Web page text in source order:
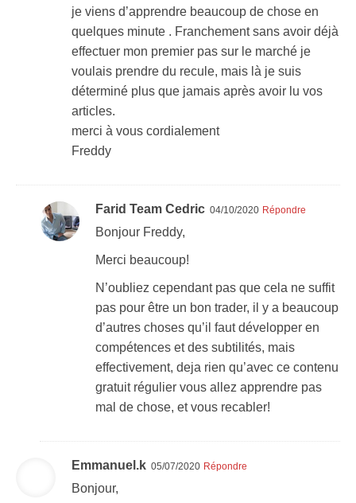
je viens d’apprendre beaucoup de chose en
quelques minute . Franchement sans avoir déjà
effectuer mon premier pas sur le marché je
voulais prendre du recule, mais là je suis
déterminé plus que jamais après avoir lu vos
articles.
merci à vous cordialement
Freddy
Farid Team Cedric 04/10/2020 Répondre
Bonjour Freddy,
Merci beaucoup!
N’oubliez cependant pas que cela ne suffit
pas pour être un bon trader, il y a beaucoup
d’autres choses qu’il faut développer en
compétences et des subtilités, mais
effectivement, deja rien qu’avec ce contenu
gratuit régulier vous allez apprendre pas
mal de chose, et vous recabler!
Emmanuel.k 05/07/2020 Répondre
Bonjour,